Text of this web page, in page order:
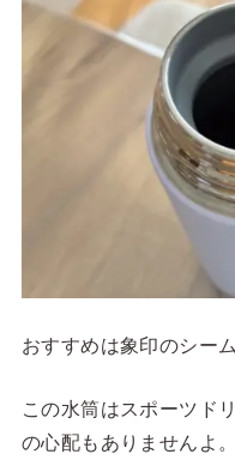
おすすめは象印のシー
この水筒はスポーツド
の心配もありませんよ。